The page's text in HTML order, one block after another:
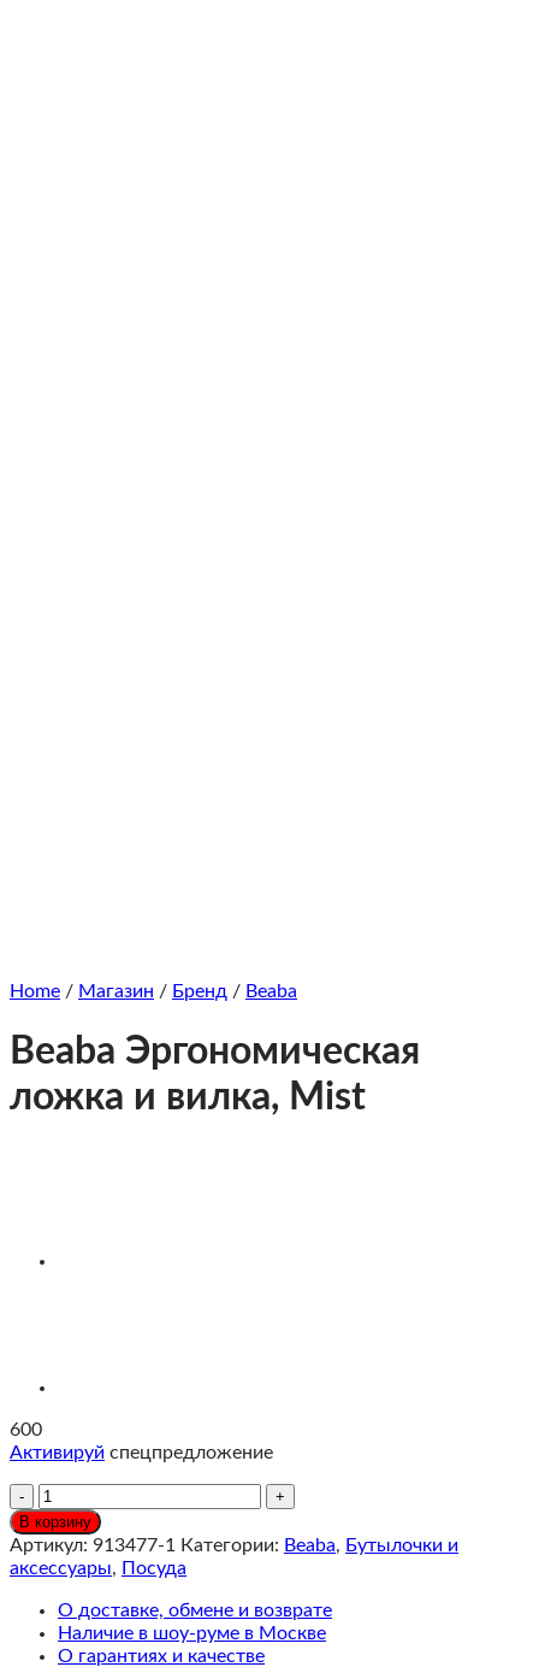
Home / Магазин / Бренд / Beaba
Beaba Эргономическая
ложка и вилка, Mist
600
Активируй спецпредложение
Количество
Beaba
Эргономическая
ложка
вилка,
Mist
В корзину
Артикул: 913477-1 Категории: Beaba, Бутылочки и
аксессуары, Посуда
О доставке, обмене и возврате
Наличие в шоу-руме в Москве
О гарантиях и качестве